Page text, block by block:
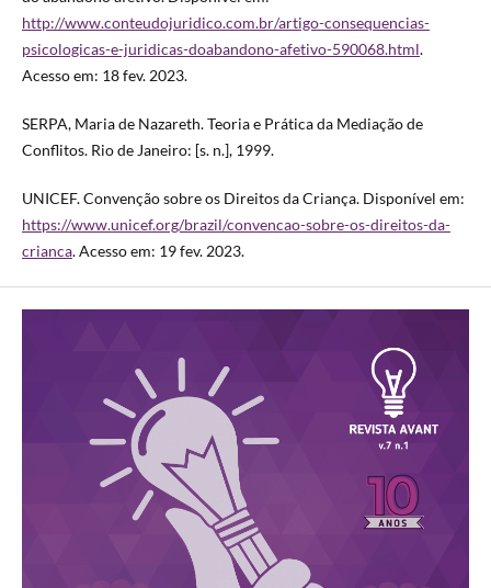
http://www.conteudojuridico.com.br/artigo-consequencias-
psicologicas-e-juridicas-doabandono-afetivo-590068.html.
Acesso em: 18 fev. 2023.
SERPA, Maria de Nazareth. Teoria e Prática da Mediação de
Conflitos. Rio de Janeiro: [s. n.], 1999.
UNICEF. Convenção sobre os Direitos da Criança. Disponível em:
https://www.unicef.org/brazil/convencao-sobre-os-direitos-da-
crianca. Acesso em: 19 fev. 2023.